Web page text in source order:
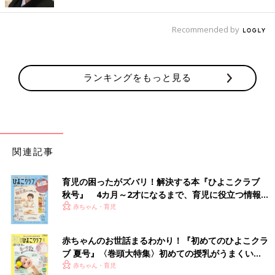
Recommended by
ランキングをもっと見る
関連記事
育児の困ったがズバリ！解決する本『ひよこクラブ
秋号』 4カ月～2才になるまで、育児に役立つ情報が
いっぱい！
赤ちゃん・育児
赤ちゃんのお世話まるわかり！『初めてのひよこクラ
ブ 夏号』〈巻頭大特集〉初めての授乳がうまくい
く！ おっぱい・ミルクの基本と夏のトラブル 解決テ
赤ちゃん・育児